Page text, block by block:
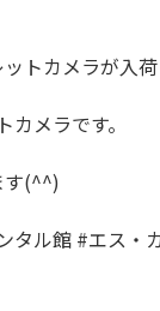
トカメラが入荷
メラです。
す(^^)
タル館 #エス・